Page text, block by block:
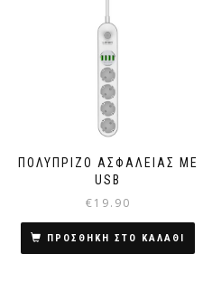
ΠΟΛΎΠΡΙΖΟ ΑΣΦΑΛΕΊΑΣ ΜΕ
USB
€19.90
ΠΡΟΣΘΗΚΗ ΣΤΟ ΚΑΛΑΘΙ